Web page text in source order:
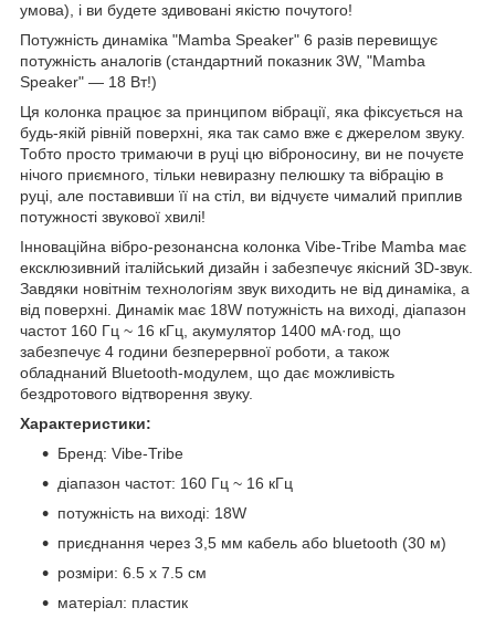
умова), і ви будете здивовані якістю почутого!
Потужність динаміка "Mamba Speaker" 6 разів перевищує
потужність аналогів (стандартний показник 3W, "Mamba
Speaker" — 18 Вт!)
Ця колонка працює за принципом вібрації, яка фіксується на
будь-якій рівній поверхні, яка так само вже є джерелом звуку.
Тобто просто тримаючи в руці цю віброносину, ви не почуєте
нічого приємного, тільки невиразну пелюшку та вібрацію в
руці, але поставивши її на стіл, ви відчуєте чималий приплив
потужності звукової хвилі!
Інноваційна вібро-резонансна колонка Vibe-Tribe Mamba має
ексклюзивний італійський дизайн і забезпечує якісний 3D-звук.
Завдяки новітнім технологіям звук виходить не від динаміка, а
від поверхні. Динамік має 18W потужність на виході, діапазон
частот 160 Гц ~ 16 кГц, акумулятор 1400 мА·год, що
забезпечує 4 години безперервної роботи, а також
обладнаний Bluetooth-модулем, що дає можливість
бездротового відтворення звуку.
Характеристики:
Бренд: Vibe-Tribe
діапазон частот: 160 Гц ~ 16 кГц
потужність на виході: 18W
приєднання через 3,5 мм кабель або bluetooth (30 м)
розміри: 6.5 х 7.5 см
матеріал: пластик